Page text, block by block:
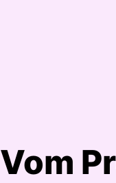
Vom